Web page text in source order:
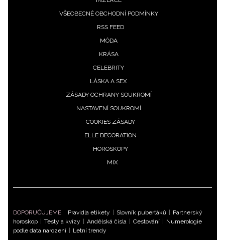
NEWSLETTER
Přihlášením k newsletteru souhlasíte s
podmínkami společnosti BurdaMedia Extra s.r.o.
potvrzujete, že jste se seznámili se
ochrany soukromí- BurdaMedia Extra s.r.o. bude s
Vašimi údaji pracovat zejména k organizaci a
Chcete navíc dostávat i další zajímavé a exkluzivní
informace od našich partnerů? Pokud souhlasíte se
soukromí BurdaMedia Extra s.r.o.
VŠEOBECNÉ OBCHODNÍ PODMÍNKY
RSS FEED
MÓDA
KRÁSA
CELEBRITY
LÁSKA A SEX
ZÁSADY OCHRANY SOUKROMÍ
NASTAVENÍ SOUKROMÍ
COOKIES ZÁSADY
ELLE DECORATION
HOROSKOPY
MIX
DOPORUČUJEME Pravidla etikety Slovník puberťáků
Partnerský
horoskop
Testy a kvízy Andělská čísla Cestování
Numerologie
podle data narození
Letní trendy